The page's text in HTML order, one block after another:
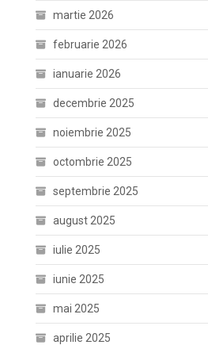
martie 2026
februarie 2026
ianuarie 2026
decembrie 2025
noiembrie 2025
octombrie 2025
septembrie 2025
august 2025
iulie 2025
iunie 2025
mai 2025
aprilie 2025